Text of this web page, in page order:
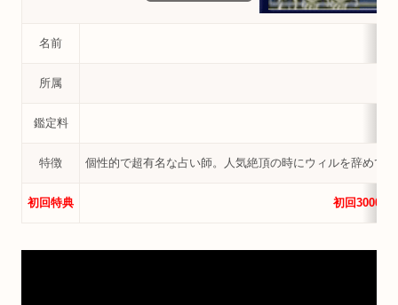
名前
所属
鑑定料
特徴 個性的で超有名な占い師。人気絶頂の時にウィルを辞めて
初回特典 初回3000ポ